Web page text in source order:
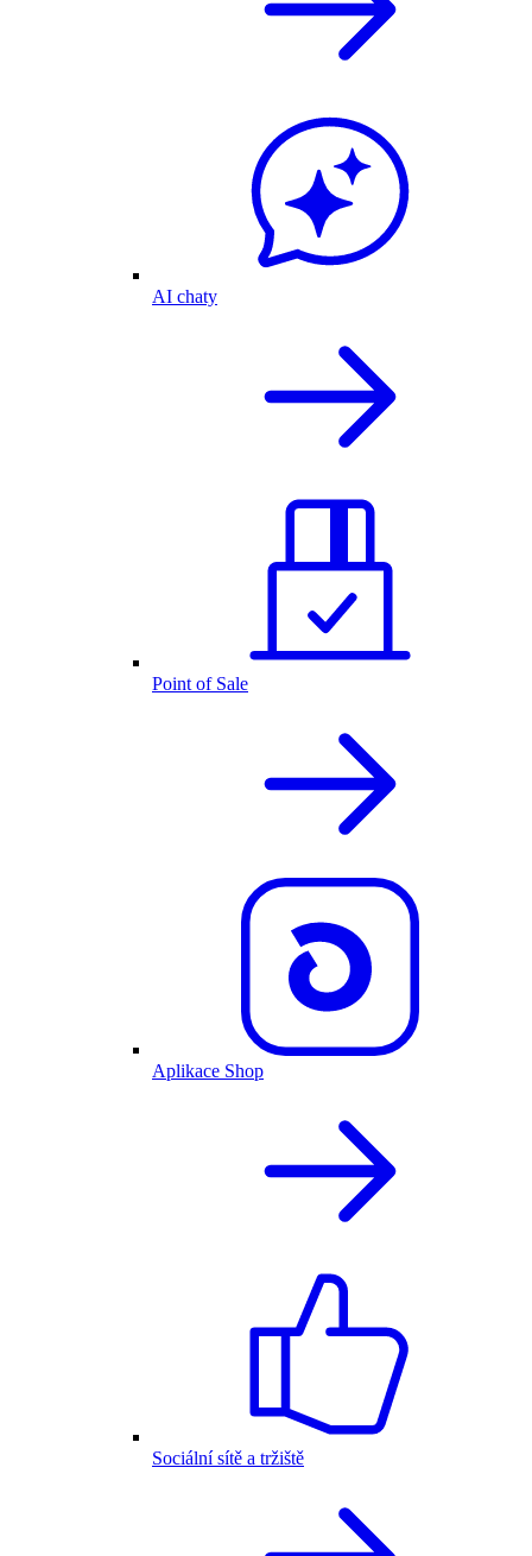
AI chaty
Point of Sale
Aplikace Shop
Sociální sítě a tržiště